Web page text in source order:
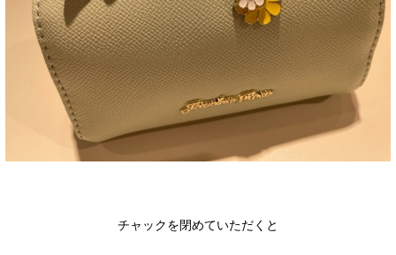
チャックを閉めていただくと